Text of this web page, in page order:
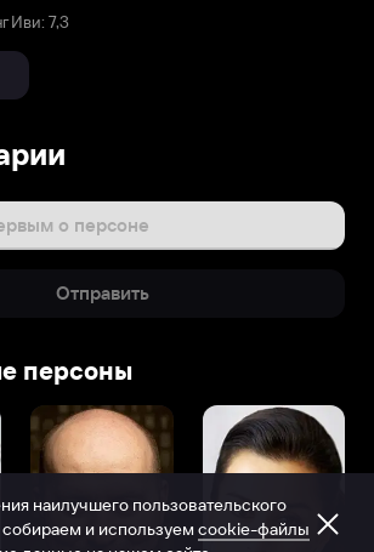
Иви: 7,3
о персоне
Отправить
персоны
наилучшего пользовательского
и используем cookie-файлы